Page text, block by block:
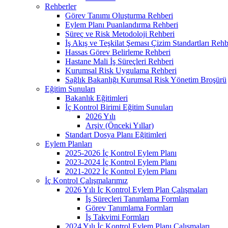
Rehberler
Görev Tanımı Oluşturma Rehberi
Eylem Planı Puanlandırma Rehberi
Süreç ve Risk Metodoloji Rehberi
İş Akış ve Teşkilat Şeması Çizim Standartları
Hassas Görev Belirleme Rehberi
Hastane Mali İş Süreçleri Rehberi
Kurumsal Risk Uygulama Rehberi
Sağlık Bakanlığı Kurumsal Risk Yönetim Broşürü
Eğitim Sunuları
Bakanlık Eğitimleri
İç Kontrol Birimi Eğitim Sunuları
2026 Yılı
Arşiv (Önceki Yıllar)
Standart Dosya Planı Eğitimleri
Eylem Planları
2025-2026 İç Kontrol Eylem Planı
2023-2024 İç Kontrol Eylem Planı
2021-2022 İç Kontrol Eylem Planı
İç Kontrol Çalışmalarımız
2026 Yılı İç Kontrol Eylem Plan Çalışmaları
İş Süreçleri Tanımlama Formları
Görev Tanımlama Formları
İş Takvimi Formları
2024 Yılı İç Kontrol Eylem Planı Çalışmaları